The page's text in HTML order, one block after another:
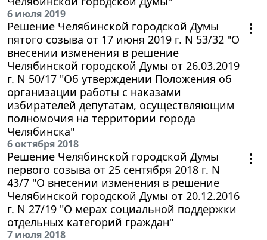
6 июля 2019
Решение Челябинской городской Думы
пятого созыва от 17 июня 2019 г. N 53/32 "О
внесении изменения в решение
Челябинской городской Думы от 26.03.2019
г. N 50/17 "Об утверждении Положения об
организации работы с наказами
избирателей депутатам, осуществляющим
полномочия на территории города
Челябинска"
6 октября 2018
Решение Челябинской городской Думы
первого созыва от 25 сентября 2018 г. N
43/7 "О внесении изменения в решение
Челябинской городской Думы от 20.12.2016
г. N 27/19 "О мерах социальной поддержки
отдельных категорий граждан"
7 июля 2018